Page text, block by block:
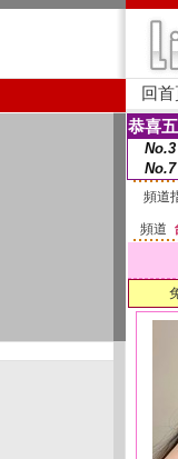
回首
恭喜
No.3
No.7
頻道
頻道